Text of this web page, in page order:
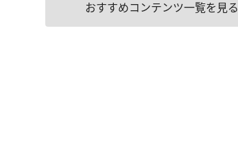
おすすめコンテンツ一覧を見る